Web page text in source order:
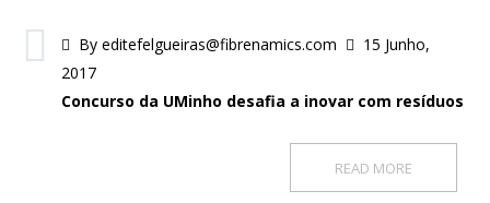
By editefelgueiras@fibrenamics.com
15 Junho,
2017
Concurso da UMinho desafia a inovar com resíduos
READ MORE